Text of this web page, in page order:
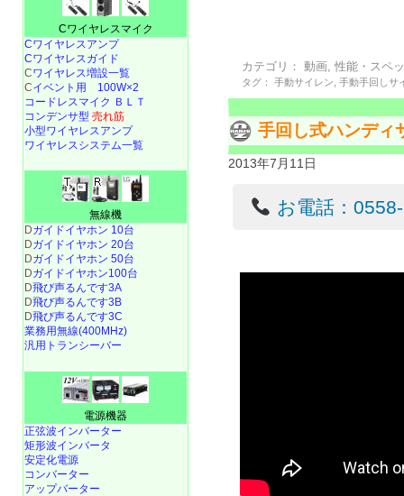
カテゴリ： 動画 ,性能・スペ
タグ： 手動サイレン ,手動手回しサ
手回し式ハンディ
2013年7月11日
お電話：
Cワイヤレスマイク
Cワイヤレスアンプ
Cワイヤレスガイド
Cワイヤレス増設一覧
Cイベント用 100W×2
コードレスマイク ＢＬＴ
コンデンサ型 売れ筋
小型ワイヤレスアンプ
ワイヤレスシステム一覧
無線機
Dガイドイヤホン 10台
Dガイドイヤホン 20台
Dガイドイヤホン 50台
Dガイドイヤホン100台
D飛び声るんです3A
D飛び声るんです3B
D飛び声るんです3C
業務用無線(400MHz)
汎用トランシーバー
電源機器
正弦波インバーター
矩形波インバータ
安定化電源
コンバーター
アップバーター